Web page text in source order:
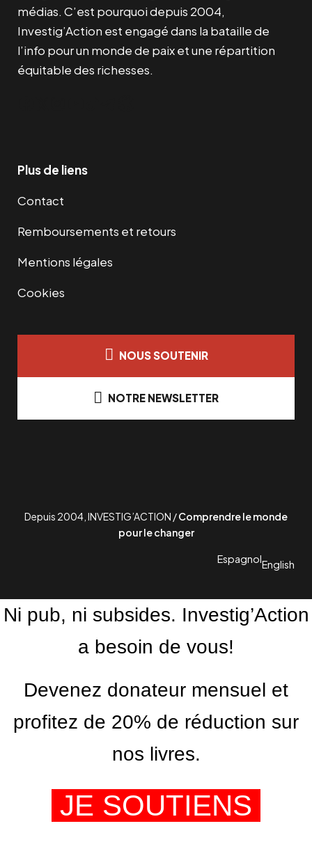
médias. C’est pourquoi depuis 2004,
Investig’Action est engagé dans la bataille de
l’info pour un monde de paix et une répartition
équitable des richesses.
Plus de liens
Contact
Remboursements et retours
Mentions légales
Cookies
NOUS SOUTENIR
NOTRE NEWSLETTER
Depuis 2004, INVESTIG’ACTION /Comprendre le monde
pour le changer
EspagnolEnglish
Ni pub, ni subsides. Investig’Action
a besoin de vous!
Devenez donateur mensuel et
profitez de 20% de réduction sur
nos livres.
JE SOUTIENS